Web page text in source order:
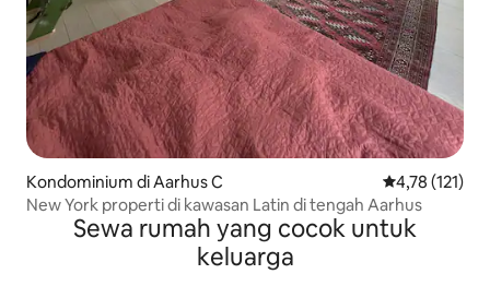
Kondominium di Aarhus C Nilai rata-rata
4,78 (121)
New York properti di kawasan Latin di tengah Aarhus
Sewa rumah yang cocok untuk
keluarga